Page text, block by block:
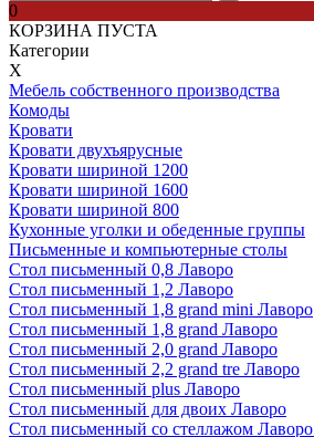
0
КОРЗИНА ПУСТА
Категории
Х
Мебель собственного производства
Комоды
Кровати
Кровати двухъярусные
Кровати шириной 1200
Кровати шириной 1600
Кровати шириной 800
Кухонные уголки и обеденные группы
Письменные и компьютерные столы
Стол письменный 0,8 Лаворо
Стол письменный 1,2 Лаворо
Стол письменный 1,8 grand mini Лаворо
Стол письменный 1,8 grand Лаворо
Стол письменный 2,0 grand Лаворо
Стол письменный 2,2 grand tre Лаворо
Стол письменный plus Лаворо
Стол письменный для двоих Лаворо
Стол письменный со стеллажом